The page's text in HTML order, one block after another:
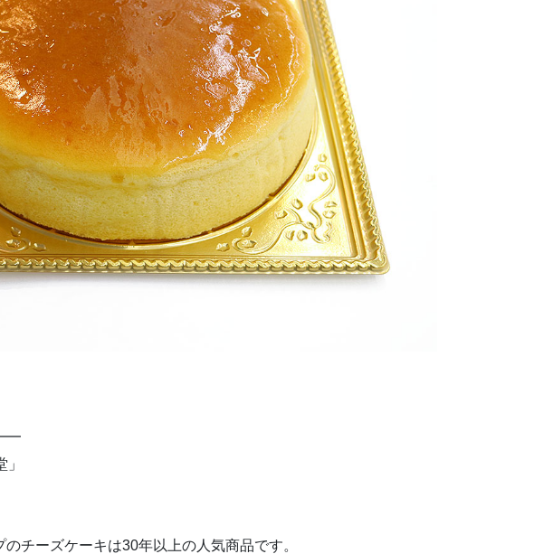
チーズケーキは30年以上の人気商品です。